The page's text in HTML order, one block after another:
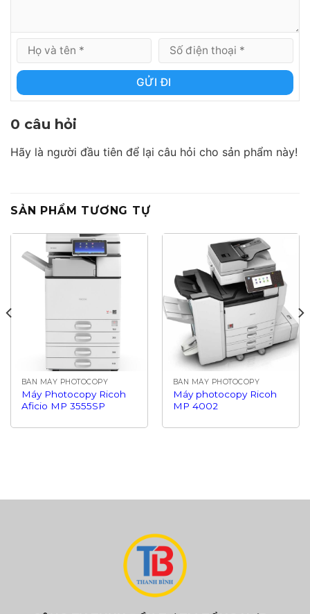
GỬI ĐI
0 câu hỏi
Hãy là người đầu tiên để lại câu hỏi cho sản phẩm này!
SẢN PHẨM TƯƠNG TỰ
BÁN MÁY PHOTOCOPY
Máy Photocopy Ricoh
Aficio MP 3555SP
BÁN MÁY PHOTOCOPY
Máy photocopy Ricoh
MP 4002